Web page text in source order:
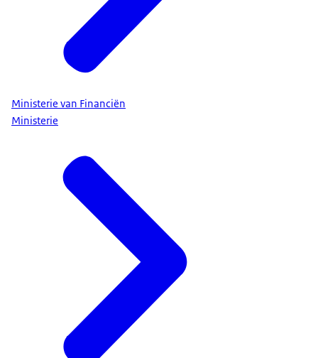
Ministerie van Financiën
Ministerie